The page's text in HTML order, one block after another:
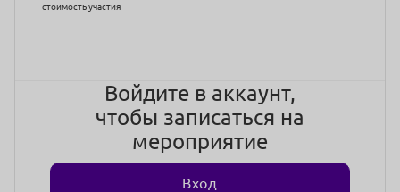
стоимость участия
Войдите в аккаунт,
чтобы записаться на
мероприятие
Вход